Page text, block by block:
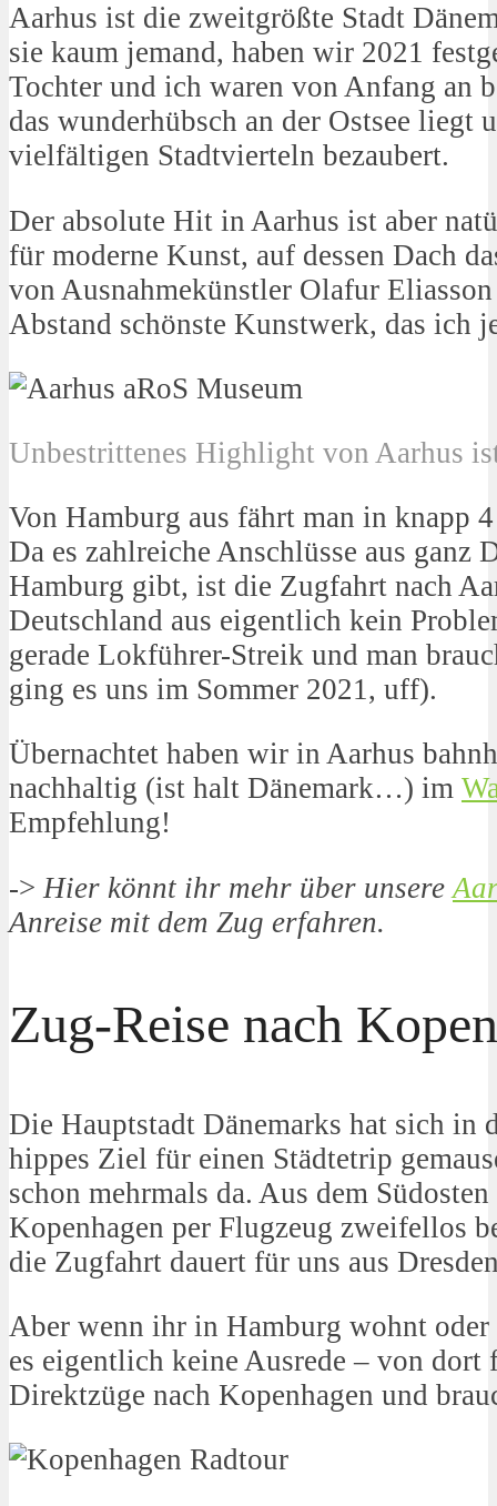
Aarhus ist die zweitgrößte Stadt
sie kaum jemand, haben wir 2021
Tochter und ich waren von Anfang an
das wunderhübsch an der Ostsee liegt
vielfältigen Stadtvierteln bezaubert.
Der absolute Hit in Aarhus ist aber
für moderne Kunst, auf dessen Dach
von Ausnahmekünstler Olafur
Abstand schönste Kunstwerk, das ich
Unbestrittenes Highlight von Aarhus
Von Hamburg aus fährt man in knapp
Da es zahlreiche Anschlüsse aus ganz
Hamburg gibt, ist die Zugfahrt nach
Deutschland aus eigentlich kein
gerade Lokführer-Streik und man
ging es uns im Sommer 2021, uff).
Übernachtet haben wir in Aarhus
nachhaltig (ist halt Dänemark…) im
Empfehlung!
-> Hier könnt ihr mehr über unsere
Anreise mit dem Zug erfahren.
Zug-Reise nach
Die Hauptstadt Dänemarks hat sich in
hippes Ziel für einen Städtetrip
schon mehrmals da. Aus dem
Kopenhagen per Flugzeug zweifellos
die Zugfahrt dauert für uns aus
Aber wenn ihr in Hamburg wohnt
es eigentlich keine Ausrede – von dort
Direktzüge nach Kopenhagen und